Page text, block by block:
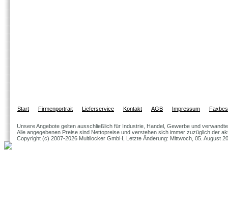
Start Firmenportrait Lieferservice Kontakt AGB Impressum
Unsere Angebote gelten ausschließlich für Industrie, Handel, Gewerbe und
Alle angegebenen Preise sind Nettopreise und verstehen sich immer zuzüglich der
Copyright (c) 2007-2026 Multilocker GmbH, Letzte Änderung: Mittwoch, 05. August